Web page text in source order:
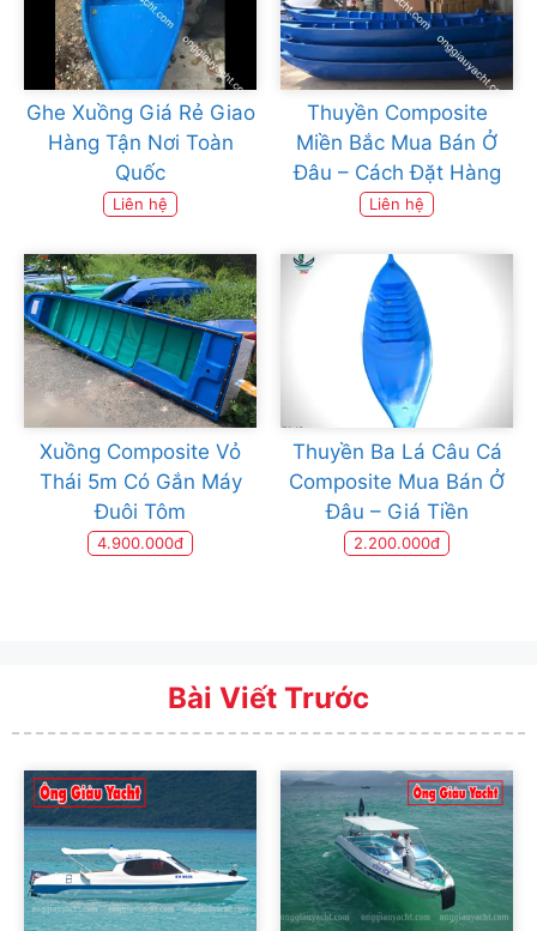
Ghe Xuồng Giá Rẻ Giao
Hàng Tận Nơi Toàn
Quốc
Liên hệ
Thuyền Composite
Miền Bắc Mua Bán Ở
Đâu – Cách Đặt Hàng
Liên hệ
Xuồng Composite Vỏ
Thái 5m Có Gắn Máy
Đuôi Tôm
4.900.000đ
Thuyền Ba Lá Câu Cá
Composite Mua Bán Ở
Đâu – Giá Tiền
2.200.000đ
Bài Viết Trước